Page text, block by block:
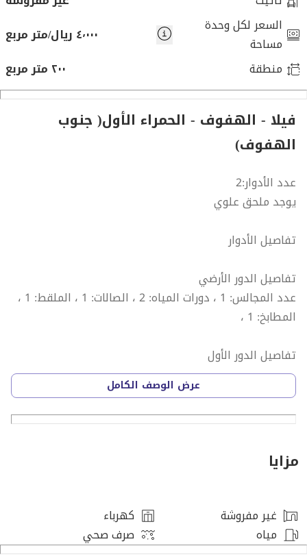
السعر لكل وحدة
مساحة
٤٬٠٠٠ ريال/متر مربع
منطقة
٢٠٠ متر مربع
فيلا - الهفوف‎ - الحمراء الأول( جنوب
الهفوف)
عدد الأدوار:2
يوجد ملحق علوي
تفاصيل الأدوار
تفاصيل الدور الأرضي
عدد المجالس: 1 ، دورات المياه: 2 ، الصالات: 1 ، الملقط: 1 ،
المطابخ: 1 ،
تفاصيل الدور الأول
دورات المياه: 1 ، الصالات: 1 ، غرف النوم: 2 ، غرف الماستر: 2
،
تفاصيل الملحق العلوي
دورات المياه: 1 ، الصالات: 1 ، غرف النوم: 1 ،
مميزات العقار
عرض الوصف الكامل
مزايا
غير مفروشة
كهرباء
مياه
صرف صحي